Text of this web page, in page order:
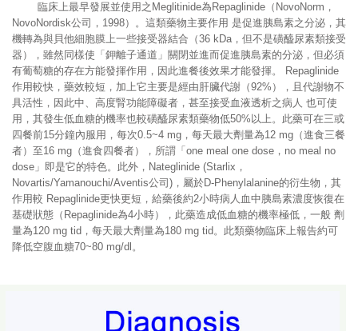
臨床上最早發展並使用之Meglitinide為Repaglinide（NovoNorm，
NovoNordisk公司，1998）。這類藥物主要作用 是促進胰島素之分泌，其
機轉為與貝他細胞膜上一些接受器結合（36 kDa，但不是磺醯尿素類接受
器），雖然同樣使「鉀離子通道」關閉並進而促進胰島素的分泌，但必須
有葡萄糖的存在方能發揮作用，因此進餐後效果才能發揮。 Repaglinide
作用較快，藥效較短，加上它主要是經由肝臟代謝（92%），且代謝物不
具活性，因此中、高度腎功能障礙者，甚至接受血液透析之病人 也可使
用，其發生低血糖的機率也較磺醯尿素類藥物低50%以上。此藥可在三或
四餐前15分鐘內服用，每次0.5~4 mg，每天最大劑量為12 mg（進食三餐
者）至16 mg（進食四餐者），所謂「one meal one dose，no meal no
dose」即是它的特色。此外，Nateglinide (Starlix，
Novartis/Yamanouchi/Aventis公司)，屬於D-Phenylalanine的衍生物，其
作用較 Repaglinide更快更短，給藥後約2小時病人血中胰島素濃度恢復在
基礎狀態（Repaglinide為4小時），此藥造成低血糖的機率極低，一般 劑
量為120 mg tid，每天最大劑量為180 mg tid。此類藥物臨床上報告約可
降低空腹血糖70~80 mg/dl。